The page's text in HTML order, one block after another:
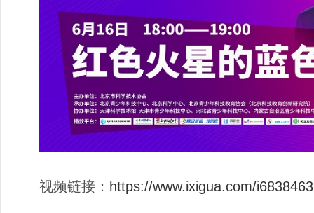
视频链接： https://www.ixigua.com/